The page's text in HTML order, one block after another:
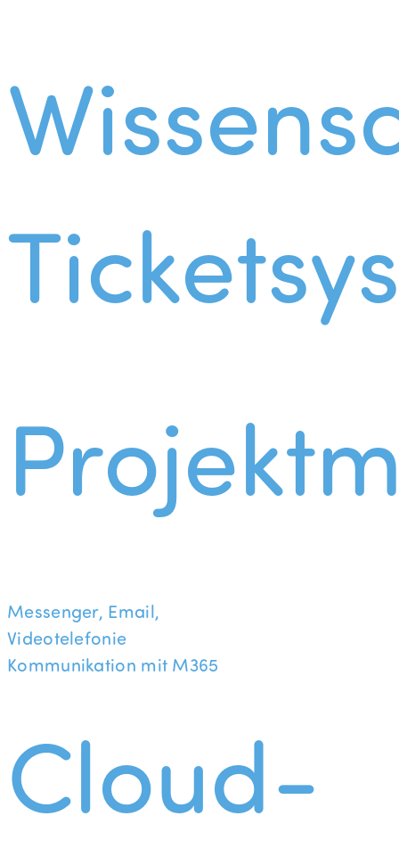
Messenger, Email,
Videotelefonie
Kommunikation mit M365
Cloud-